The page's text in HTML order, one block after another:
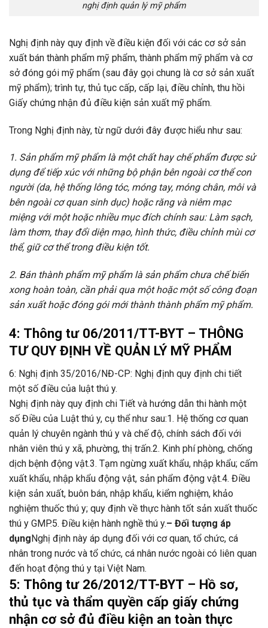
nghị định quản lý mỹ phẩm
Nghị định này quy định về điều kiện đối với các cơ sở sản
xuất bán thành phẩm mỹ phẩm, thành phẩm mỹ phẩm và cơ
sở đóng gói mỹ phẩm (sau đây gọi chung là cơ sở sản xuất
mỹ phẩm); trình tự, thủ tục cấp, cấp lại, điều chỉnh, thu hồi
Giấy chứng nhận đủ điều kiện sản xuất mỹ phẩm.
Trong Nghị định này, từ ngữ dưới đây được hiểu như sau:
1. Sản phẩm mỹ phẩm là một chất hay chế phẩm được sử
dụng để tiếp xúc với những bộ phận bên ngoài cơ thể con
người (da, hệ thống lông tóc, móng tay, móng chân, môi và
bên ngoài cơ quan sinh dục) hoặc răng và niêm mạc
miệng với một hoặc nhiều mục đích chính sau: Làm sạch,
làm thơm, thay đổi diện mạo, hình thức, điều chỉnh mùi cơ
thể, giữ cơ thể trong điều kiện tốt.
2. Bán thành phẩm mỹ phẩm là sản phẩm chưa chế biến
xong hoàn toàn, cần phải qua một hoặc một số công đoạn
sản xuất hoặc đóng gói mới thành thành phẩm mỹ phẩm.
4: Thông tư 06/2011/TT-BYT – THÔNG
TƯ QUY ĐỊNH VỀ QUẢN LÝ MỸ PHẨM
6: Nghị định 35/2016/NĐ-CP: Nghị định quy định chi tiết
một số điều của luật thú y.
Nghị định này quy định chi Tiết và hướng dẫn thi hành một
số Điều của Luật thú y, cụ thể như sau:1. Hệ thống cơ quan
quản lý chuyên ngành thú y và chế độ, chính sách đối với
nhân viên thú y xã, phường, thị trấn.2. Kinh phí phòng, chống
dịch bệnh động vật.3. Tạm ngừng xuất khẩu, nhập khẩu; cấm
xuất khẩu, nhập khẩu động vật, sản phẩm động vật.4. Điều
kiện sản xuất, buôn bán, nhập khẩu, kiểm nghiệm, khảo
nghiệm thuốc thú y; quy định về thực hành tốt sản xuất thuốc
thú y GMP.5. Điều kiện hành nghề thú y.– Đối tượng áp
dụng Nghị định này áp dụng đối với cơ quan, tổ chức, cá
nhân trong nước và tổ chức, cá nhân nước ngoài có liên quan
đến hoạt động thú y tại Việt Nam.
5: Thông tư 26/2012/TT-BYT – Hồ sơ,
thủ tục và thẩm quyền cấp giấy chứng
nhận cơ sở đủ điều kiện an toàn thực